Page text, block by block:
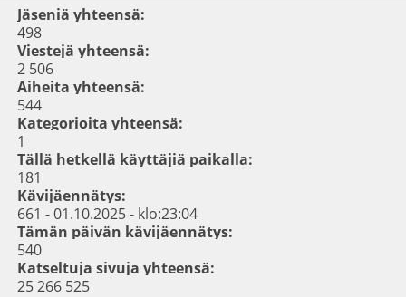
Jäseniä yhteensä:
498
Viestejä yhteensä:
2 506
Aiheita yhteensä:
544
Kategorioita yhteensä:
1
Tällä hetkellä käyttäjiä paikalla:
181
Kävijäennätys:
661 - 01.10.2025 - klo:23:04
Tämän päivän kävijäennätys:
540
Katseltuja sivuja yhteensä:
25 266 525